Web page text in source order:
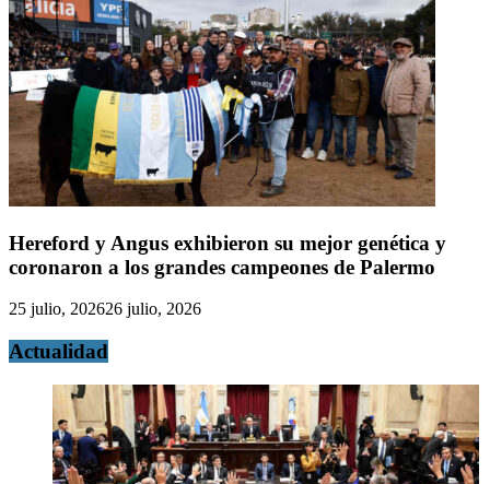
Hereford y Angus exhibieron su mejor genética y
coronaron a los grandes campeones de Palermo
25 julio, 202626 julio, 2026
Actualidad